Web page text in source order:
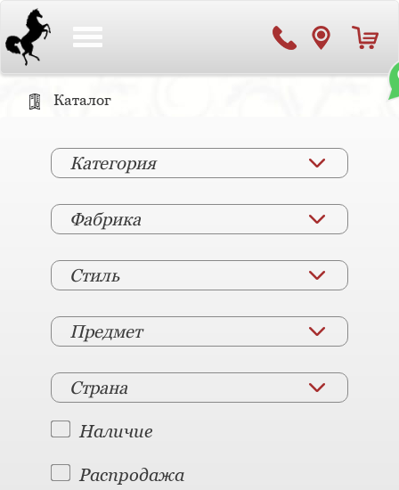
Каталог
Категория
Фабрика
Стиль
Предмет
Страна
Наличие
Распродажа